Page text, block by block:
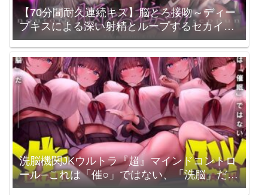
【70分間耐久連続キス】脳とろ接吻～ディー
プキスによる深い射精とループするセカイ～
【より「深い」じゅるじゅる録音】 シロイル
カ / 柚木つばめ
洗脳機関JKウルトラ『超』マインドコントロ
ール─これは「催○」ではない、「洗脳」だ─
/ シロイルカ / 秋野かえで 涼花みなせ